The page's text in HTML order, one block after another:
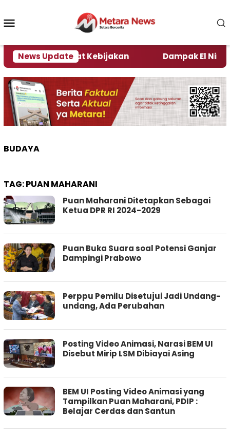
konten
News Update
Pengamat Kebijakan Dampak El Nino,
BUDAYA
TAG:PUAN MAHARANI
Puan Maharani Ditetapkan Sebagai
Ketua DPR RI 2024-2029
Puan Buka Suara soal Potensi Ganjar
Dampingi Prabowo
Perppu Pemilu Disetujui Jadi Undang-
undang, Ada Perubahan
Posting Video Animasi, Narasi BEM UI
Disebut Mirip LSM Dibiayai Asing
BEM UI Posting Video Animasi yang
Tampilkan Puan Maharani, PDIP :
Belajar Cerdas dan Santun